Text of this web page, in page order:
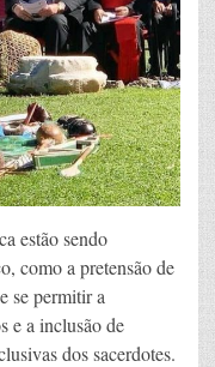
estão sendo
como a pretensão de
se permitir a
e a inclusão de
dos sacerdotes.